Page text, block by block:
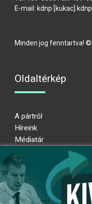
E-mail: kdnp [kukac] kdnp
Minden jog fenntartva! ©
Oldaltérkép
A pártról
Híreink
Médiatár
Adatkezelési nyilatkozat
Átláthatósági
Ugrás az oldal tetejére